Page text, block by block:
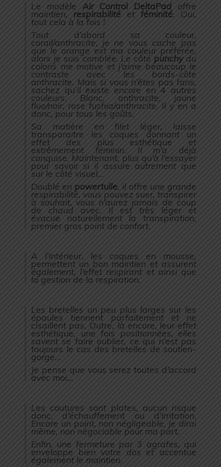
Le modèle Air Control DeltaPad offre
maintien, respirabilité et féminité. Oui,
tout cela à la fois !
Tout d’abord sa couleur,
corail/anthracite, je ne vous cache pas
que le orange est ma couleur préférée,
alors je suis comblée. Le côté punchydu
coloris me motive et j’aime beaucoup le
contraste avec les bords-côte
anthracite. Mais si vous n’êtes pas fans,
sachez qu’il existe encore en 4 autres
couleurs. Blanc, anthracite, jaune
fluo/noir, rose fushia/anthracite. Il y en a
donc, pour tous les goûts.
Sa matière en filet léger, laisse
transparaitre les coques donnant un
effet des plus esthétique et
extrêmement féminin. Il m’a déjà
conquise. Maintenant, plus qu’à l’essayer
pour savoir si il assure autrement que
sur le côté visuel…
Doublé en powertulle, il offre une grande
respirabilité, vous pouvez suer, transpirer
à souhait, vous n’aurez jamais de coup
de chaud avec. Il est très léger et
évacue naturellement la transpiration,
premier gros point de confort.
A l’intérieur, les coques en mousse,
permettent un bon maintien et assurent
également, l’effet respirant et ainsi que
la gestion de la respiration.
Les bretelles un peu plus larges sur les
épaules tiennent parfaitement et ne
cisaillent pas. Outre, là encore, leur effet
esthétique, une fois positionnées, elles
savent se faire oublier, ce qui n’est pas
toujours le cas des bretelles de soutien-
gorge…
Je pense que vous serez toutes d’accord
avec moi…
Les coutures sont plates, aucun risque
donc, d’échauffement ou d’irritation.
Encore un point, non négligeable, je dirai
même, non négociable pour ma part.
Enfin, une fermeture par 3 agrafes, qui
enveloppe bien votre dos et accentue
également le maintien.